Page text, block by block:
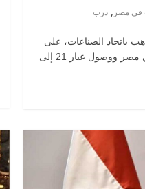
في مصر , درب
باتحاد الصناعات، على
ووصول عيار 21 إلى